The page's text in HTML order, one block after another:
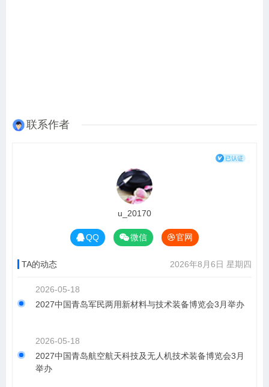
联系作者
u_20170
QQ 微信 官网
TA的动态 2026年8月6日 星期四
2026-05-18
2027中国青岛军民两用新材料与技术装备博览会3月举办
2026-05-18
2027中国青岛航空航天科技及无人机技术装备博览会3月
举办